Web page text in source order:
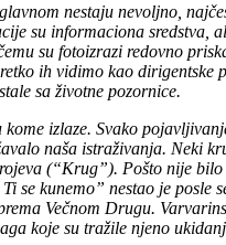
nestaju nevoljno,
su informaciona sredstva,
su fotoizrazi redovno
ih vidimo kao dirigentske
sa životne pozornice.
izlaze. Svako
naša istraživanja. Neki
(“Krug”). Pošto nije
se kunemo” nestao je posle
Večnom Drugu.
koje su tražile njeno